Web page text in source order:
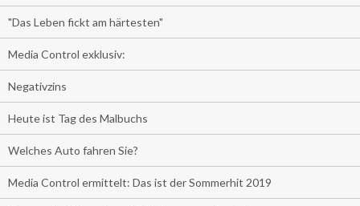
"Das Leben fickt am härtesten"
Media Control exklusiv:
Negativzins
Heute ist Tag des Malbuchs
Welches Auto fahren Sie?
Media Control ermittelt: Das ist der Sommerhit 2019